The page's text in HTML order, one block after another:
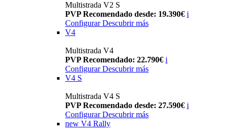
Multistrada V2 S
PVP Recomendado desde: 19.390€ i
Configurar Descubrir más
V4
Multistrada V4
PVP Recomendado: 22.790€ i
Configurar Descubrir más
V4 S
Multistrada V4 S
PVP Recomendado desde: 27.590€ i
Configurar Descubrir más
new V4 Rally